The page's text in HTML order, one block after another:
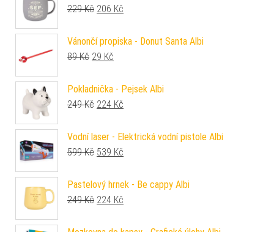
229Kč Původní cena byla: 229 Kč.
206 Kč
Vánončí propiska - Donut Santa Albi
89Kč Původní cena byla: 89 Kč.
29 Kč
Pokladnička - Pejsek Albi
249Kč Původní cena byla: 249 Kč.
224 Kč
Vodní laser - Elektrická vodní pistole Albi
599Kč Původní cena byla: 599 Kč.
539 Kč
Pastelový hrnek - Be cappy Albi
249Kč Původní cena byla: 249 Kč.
224 Kč